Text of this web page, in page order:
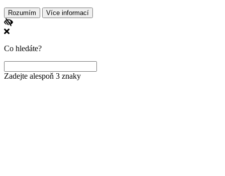
Rozumím Více informací
Co hledáte?
Zadejte alespoň 3 znaky